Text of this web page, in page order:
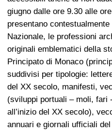
giugno dalle ore 9.30 alle
presentano
Nazionale, le professioni
originali emblematici della
Principato di Monaco
suddivisi per tipologie:
del XX secolo, manifesti,
(sviluppi portuali – moli, fari
all’inizio del XX secolo),
annuari e giornali ufficiali